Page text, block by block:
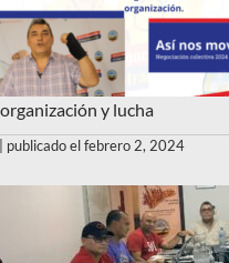
y lucha
publicado el febrero 2, 2024